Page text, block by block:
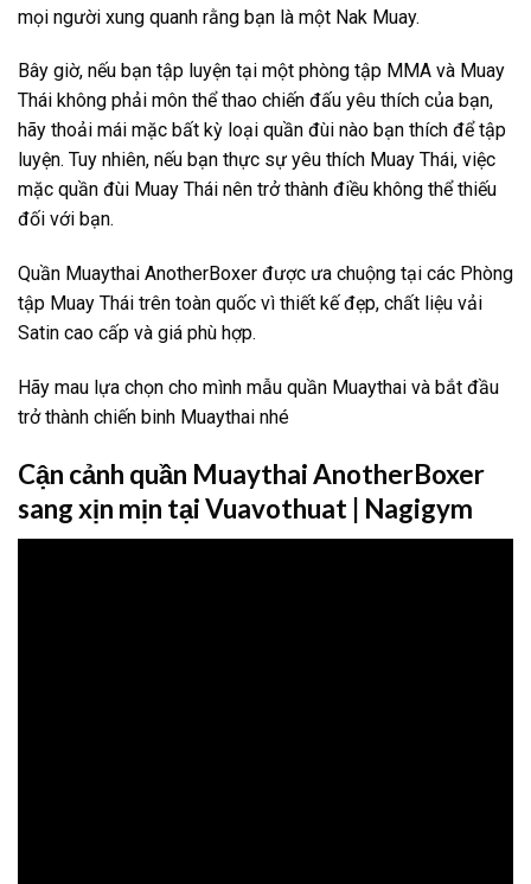
mọi người xung quanh rằng bạn là một Nak Muay.
Bây giờ, nếu bạn tập luyện tại một phòng tập MMA và Muay
Thái không phải môn thể thao chiến đấu yêu thích của bạn,
hãy thoải mái mặc bất kỳ loại quần đùi nào bạn thích để tập
luyện. Tuy nhiên, nếu bạn thực sự yêu thích Muay Thái, việc
mặc quần đùi Muay Thái nên trở thành điều không thể thiếu
đối với bạn.
Quần Muaythai AnotherBoxer được ưa chuộng tại các Phòng
tập Muay Thái trên toàn quốc vì thiết kế đẹp, chất liệu vải
Satin cao cấp và giá phù hợp.
Hãy mau lựa chọn cho mình mẫu quần Muaythai và bắt đầu
trở thành chiến binh Muaythai nhé
Cận cảnh quần Muaythai AnotherBoxer
sang xịn mịn tại Vuavothuat | Nagigym